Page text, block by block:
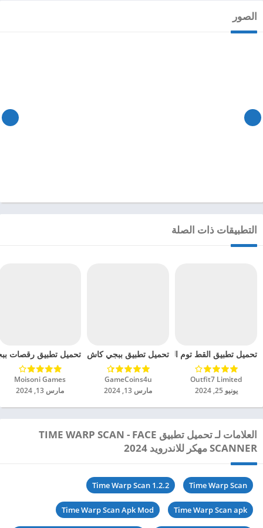
الصور
التطبيقات ذات الصلة
تحميل تطبيق القط توم المتكلم 2 مهكرة للاندرويد 2024
Outfit7 Limited‏
يونيو 25, 2024
تحميل تطبيق ببجي كاش PUBG Cash مهكر للاندرويد 2024
GameCoins4u‏
مارس 13, 2024
تحميل تطبيق رقصات ببجي
Moisoni Games‏
مارس 13, 2024
العلامات لـ تحميل تطبيق TIME WARP SCAN - FACE
SCANNER مهكر للاندرويد 2024
Time Warp Scan
Time Warp Scan 1.2.2
Time Warp Scan apk
Time Warp Scan Apk Mod